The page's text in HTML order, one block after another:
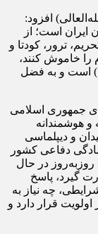
افزود:
ایران است؛ از
ترور، کودتا و
را خاموش کنند،
است و به فضل
جمهوری اسلامی
و هوشمندانه
و دیپلماسی
دفاعی کشور
روزبه‌روز در حال
گیرد، پاسخ
چه نیاز به
قرار دارد و